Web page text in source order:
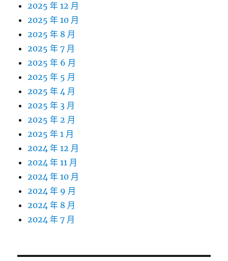
2025 年 12 月
2025 年 10 月
2025 年 8 月
2025 年 7 月
2025 年 6 月
2025 年 5 月
2025 年 4 月
2025 年 3 月
2025 年 2 月
2025 年 1 月
2024 年 12 月
2024 年 11 月
2024 年 10 月
2024 年 9 月
2024 年 8 月
2024 年 7 月